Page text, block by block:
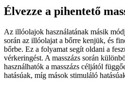
Élvezze a pihentető
Az illóolajok használatának másik
során az illóolajat a bőrre kenjük, és
bőrbe. Ez a folyamat segít oldani a
vérkeringést. A masszázs során
használhatók a masszázs céljától
hatásúak, míg mások stimuláló